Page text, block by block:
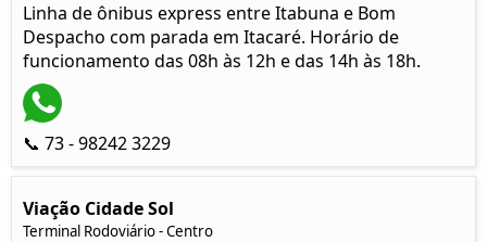
Linha de ônibus express entre Itabuna e Bom
Despacho com parada em Itacaré. Horário de
funcionamento das 08h às 12h e das 14h às 18h.
📞 73 - 98242 3229
Viação Cidade Sol
Terminal Rodoviário - Centro